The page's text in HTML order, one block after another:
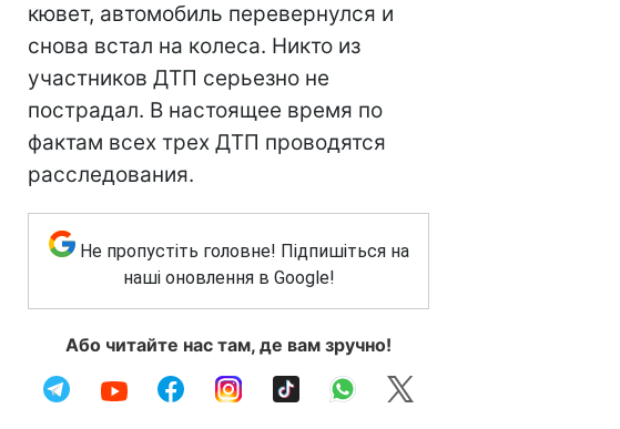
кювет, автомобиль перевернулся и
снова встал на колеса. Никто из
участников ДТП серьезно не
пострадал. В настоящее время по
фактам всех трех ДТП проводятся
расследования.
Не пропустіть головне! Підпишіться на
наші оновлення в Google!
Або читайте нас там, де вам зручно!